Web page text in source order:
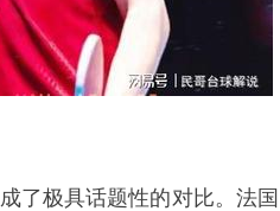
了极具话题性的对比。法国